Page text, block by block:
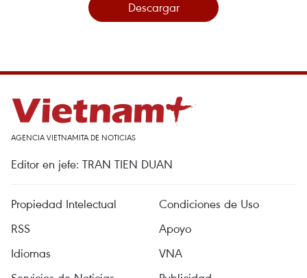
Descargar
AGENCIA VIETNAMITA DE NOTICIAS
Editor en jefe: TRAN TIEN DUAN
Propiedad Intelectual
Condiciones de Uso
RSS
Apoyo
Idiomas
VNA